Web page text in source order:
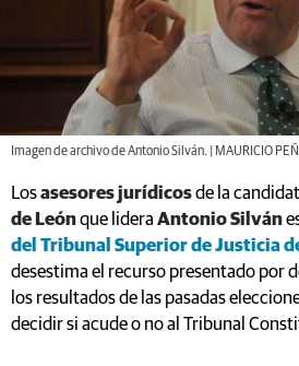
Imagen de archivo de Antonio Silván. | MAURICIO
Losasesores jurídicosde la
de Leónque lidera Antonio Silván
del Tribunal Superior de Justicia
desestima el recurso presentado por
los resultados de las pasadas
decidir si acude o no al Tribunal